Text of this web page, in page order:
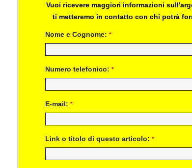
Vuoi ricevere maggiori informazioni
ti metteremo in contatto con chi potrà
Nome e Cognome: *
Numero telefonico: *
E-mail: *
Link o titolo di questo articolo: *